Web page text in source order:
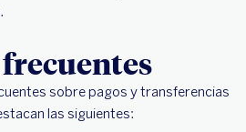
sobre pagos y transferencias
las siguientes: